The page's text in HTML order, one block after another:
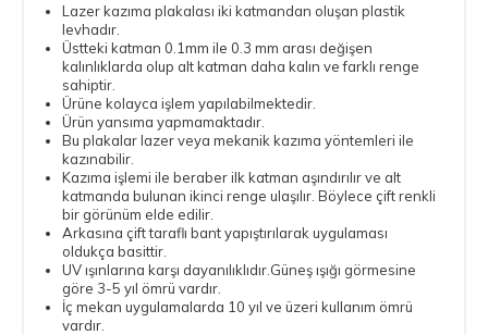
Lazer kazıma plakalası iki katmandan oluşan plastik
levhadır.
Üstteki katman 0.1mm ile 0.3 mm arası değişen
kalınlıklarda olup alt katman daha kalın ve farklı renge
sahiptir.
Ürüne kolayca işlem yapılabilmektedir.
Ürün yansıma yapmamaktadır.
Bu plakalar lazer veya mekanik kazıma yöntemleri ile
kazınabilir.
Kazıma işlemi ile beraber ilk katman aşındırılır ve alt
katmanda bulunan ikinci renge ulaşılır. Böylece çift renkli
bir görünüm elde edilir.
Arkasına çift taraflı bant yapıştırılarak uygulaması
oldukça basittir.
UV ışınlarına karşı dayanılıklıdır.Güneş ışığı görmesine
göre 3-5 yıl ömrü vardır.
İç mekan uygulamalarda 10 yıl ve üzeri kullanım ömrü
vardır.